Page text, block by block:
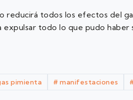
reducirá todos los efectos del
todo lo que pudo haber
pimienta # manifestaciones